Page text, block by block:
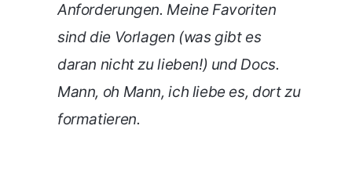
Anforderungen. Meine Favoriten
sind die Vorlagen (was gibt es
daran nicht zu lieben!) und Docs.
Mann, oh Mann, ich liebe es, dort zu
formatieren.